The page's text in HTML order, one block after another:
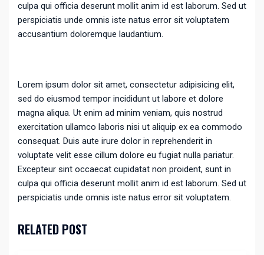
culpa qui officia deserunt mollit anim id est laborum. Sed ut
perspiciatis unde omnis iste natus error sit voluptatem
accusantium doloremque laudantium.
Lorem ipsum dolor sit amet, consectetur adipisicing elit,
sed do eiusmod tempor incididunt ut labore et dolore
magna aliqua. Ut enim ad minim veniam, quis nostrud
exercitation ullamco laboris nisi ut aliquip ex ea commodo
consequat. Duis aute irure dolor in reprehenderit in
voluptate velit esse cillum dolore eu fugiat nulla pariatur.
Excepteur sint occaecat cupidatat non proident, sunt in
culpa qui officia deserunt mollit anim id est laborum. Sed ut
perspiciatis unde omnis iste natus error sit voluptatem.
RELATED POST